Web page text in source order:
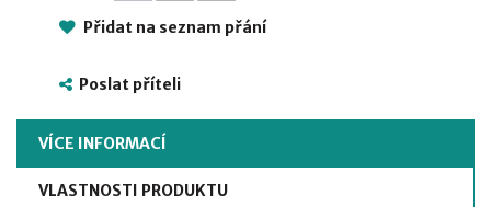
Přidat na seznam přání
Poslat příteli
VÍCE INFORMACÍ
VLASTNOSTI PRODUKTU